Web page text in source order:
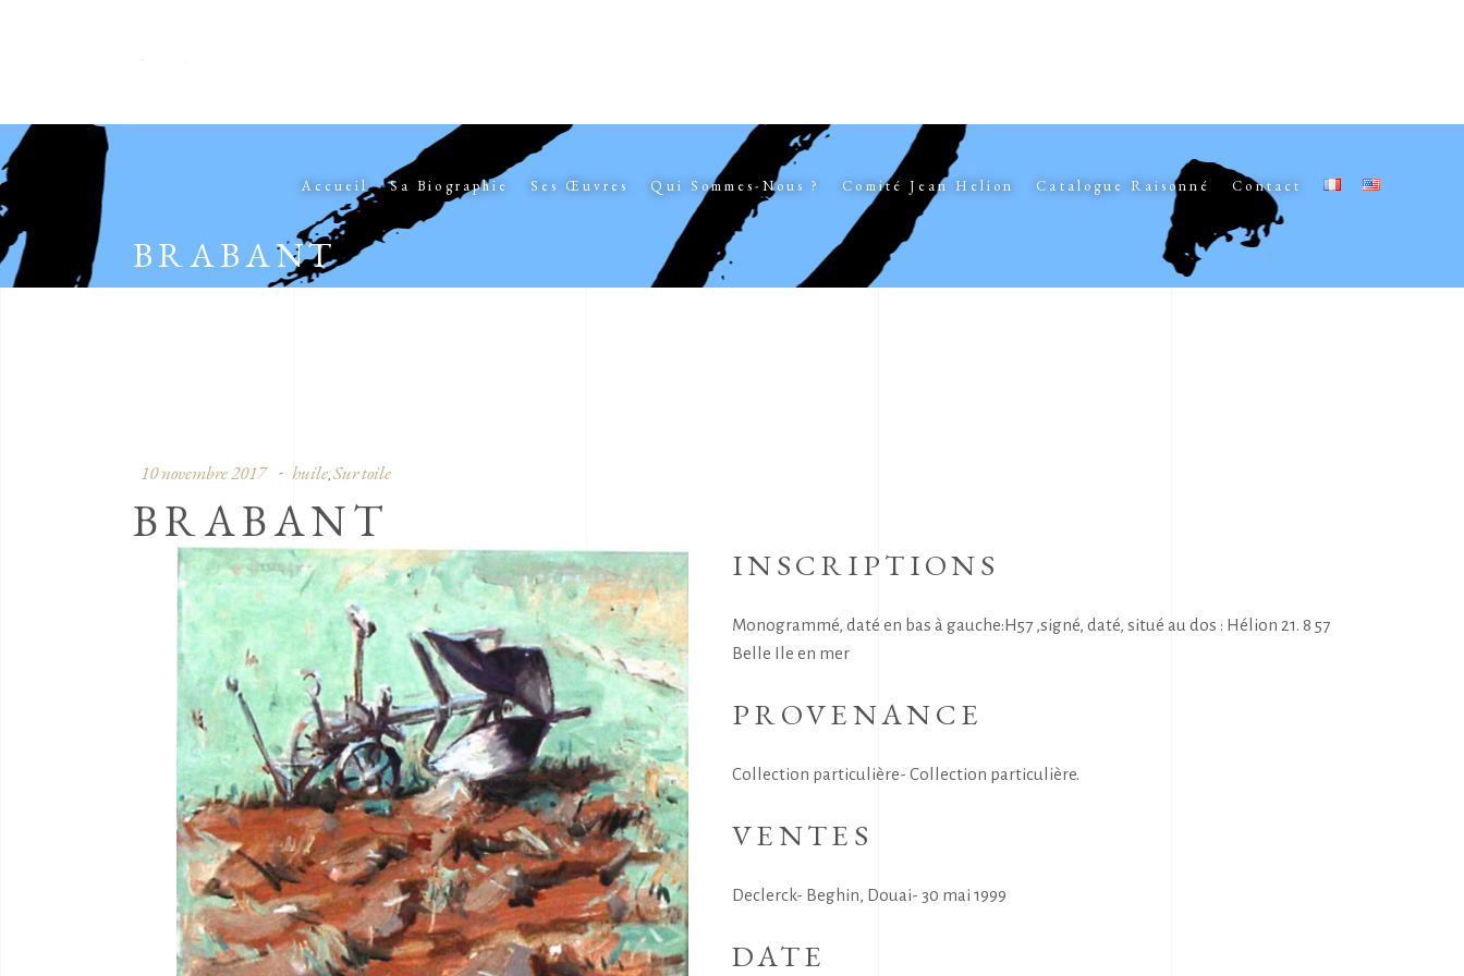
Accueil Sa Biographie Ses Œuvres Qui Sommes-Nous ? Comité Jean Helion Catalogue Raisonné Contact
BRABANT
10 novembre 2017 huile, Sur toile
BRABANT
INSCRIPTIONS
Monogrammé, daté en bas à gauche:H57 ,signé, daté, situé au dos : Hélion 21. 8 57
Belle Ile en mer
PROVENANCE
Collection particulière- Collection particulière.
VENTES
Declerck- Beghin, Douai- 30 mai 1999
DATE